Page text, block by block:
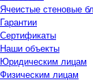
Ячеистые стеновые
Гарантии
Сертификаты
Наши объекты
Юридическим лицам
Физическим лицам